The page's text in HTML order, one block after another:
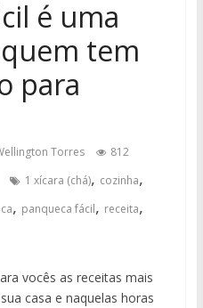
é uma
tem
para
Torres
812
1 xícara (chá), cozinha,
, panqueca fácil, receita,
vocês as receitas mais
casa e naquelas horas